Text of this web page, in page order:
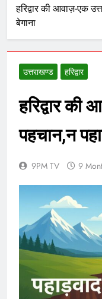
हरिद्वार की आवाज़-एक
बेगाना
उत्तराखण्ड हरिद्वार
हरिद्वार
पहचान,न
9PM TV 9